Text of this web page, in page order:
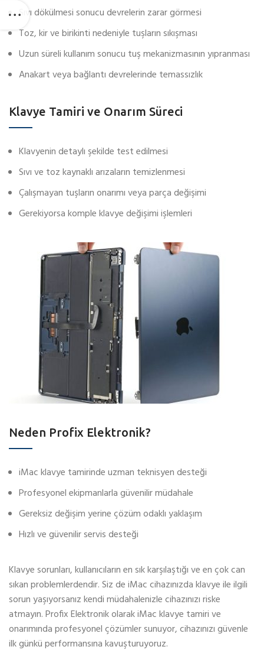
Sıvı dökülmesi sonucu devrelerin zarar görmesi
Toz, kir ve birikinti nedeniyle tuşların sıkışması
Uzun süreli kullanım sonucu tuş mekanizmasının yıpranması
Anakart veya bağlantı devrelerinde temassızlık
Klavye Tamiri ve Onarım Süreci
Klavyenin detaylı şekilde test edilmesi
Sıvı ve toz kaynaklı arızaların temizlenmesi
Çalışmayan tuşların onarımı veya parça değişimi
Gerekiyorsa komple klavye değişimi işlemleri
Neden Profix Elektronik?
iMac klavye tamirinde uzman teknisyen desteği
Profesyonel ekipmanlarla güvenilir müdahale
Gereksiz değişim yerine çözüm odaklı yaklaşım
Hızlı ve güvenilir servis desteği
Klavye sorunları, kullanıcıların en sık karşılaştığı ve en çok can
sıkan problemlerdendir. Siz de iMac cihazınızda klavye ile ilgili
sorun yaşıyorsanız kendi müdahalenizle cihazınızı riske
atmayın. Profix Elektronik olarak iMac klavye tamiri ve
onarımında profesyonel çözümler sunuyor, cihazınızı güvenle
ilk günkü performansına kavuşturuyoruz.